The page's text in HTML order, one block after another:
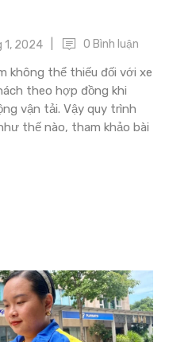
1, 2024 0 Bình luận
không thể thiếu đối với xe
theo hợp đồng khi
vận tải. Vậy quy trình
thế nào, tham khảo bài